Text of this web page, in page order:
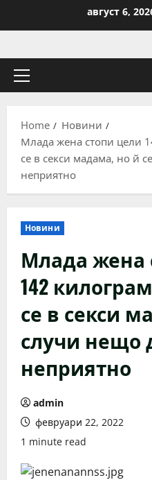
август 6,
Primary
Home
Новини
Млада жена стопи цели
се в секси мадама, но й
неприятно
Новини
Млада жена
142
се в секси
случи нещо
неприятно
admin
февруари 22, 2022
1 minute read